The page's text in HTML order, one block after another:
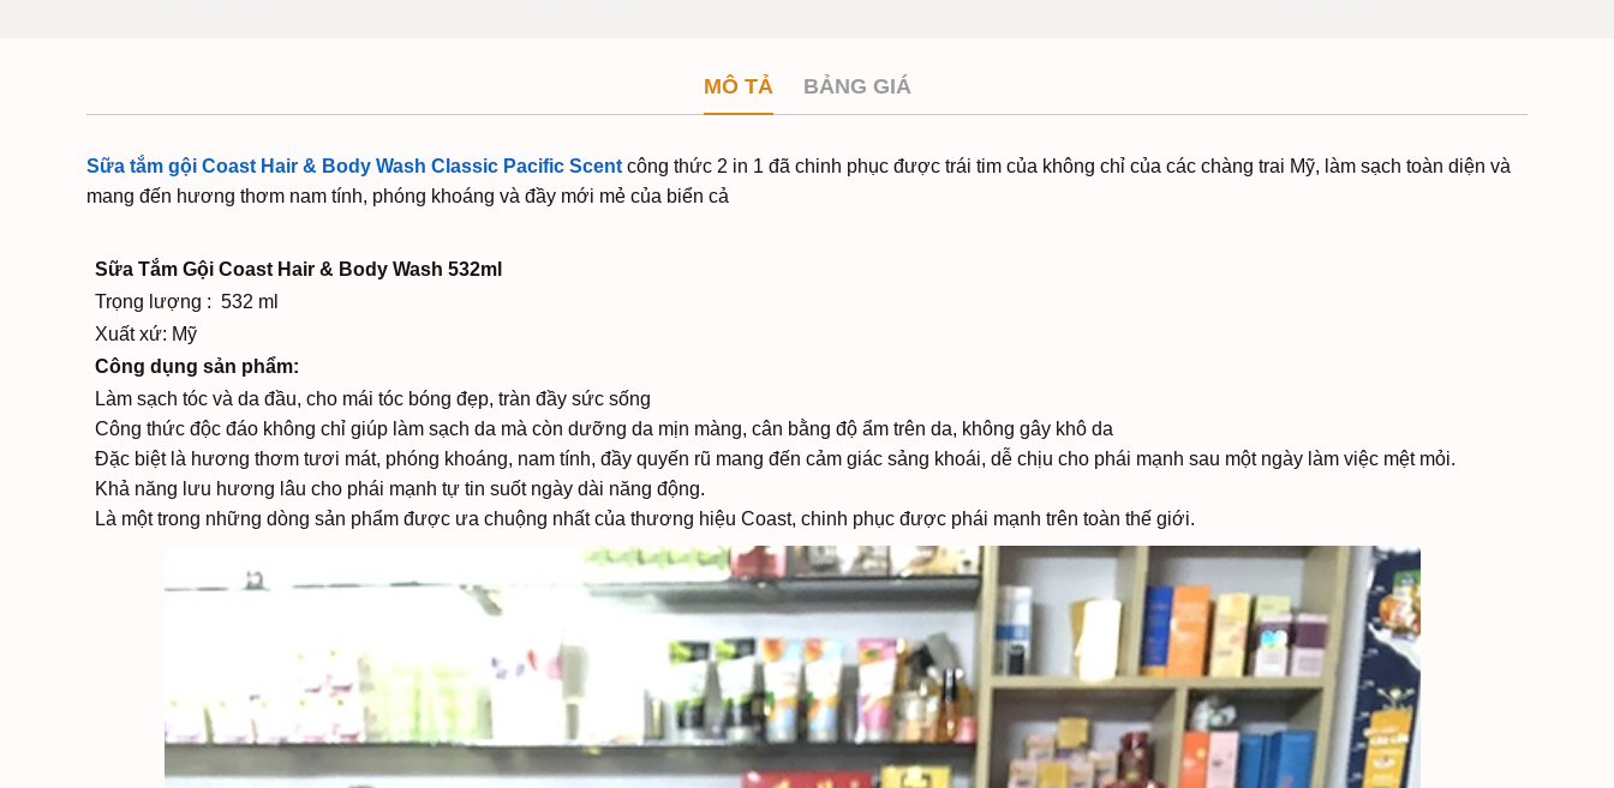
MÔ TẢ BẢNG GIÁ
Sữa tắm gội Coast Hair & Body Wash Classic Pacific Scent công thức 2 in 1 đã chinh phục được trái tim của không chỉ của các chàng trai Mỹ, làm sạch toàn diện và
mang đến hương thơm nam tính, phóng khoáng và đầy mới mẻ của biển cả
Sữa Tắm Gội Coast Hair & Body Wash 532ml
Trọng lượng : 532 ml
Xuất xứ: Mỹ
Công dụng sản phẩm:
Làm sạch tóc và da đầu, cho mái tóc bóng đẹp, tràn đầy sức sống
Công thức độc đáo không chỉ giúp làm sạch da mà còn dưỡng da mịn màng, cân bằng độ ẩm trên da, không gây khô da
Đặc biệt là hương thơm tươi mát, phóng khoáng, nam tính, đầy quyến rũ mang đến cảm giác sảng khoái, dễ chịu cho phái mạnh sau một ngày làm việc mệt mỏi.
Khả năng lưu hương lâu cho phái mạnh tự tin suốt ngày dài năng động.
Là một trong những dòng sản phẩm được ưa chuộng nhất của thương hiệu Coast, chinh phục được phái mạnh trên toàn thế giới.